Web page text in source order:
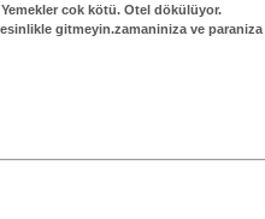
cok kötü. Otel dökülüyor.
gitmeyin.zamaniniza ve paraniza